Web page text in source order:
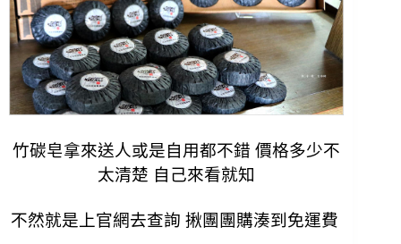
竹碳皂拿來送人或是自用都不錯 價格多少不
太清楚 自己來看就知
不然就是上官網去查詢 揪團團購湊到免運費